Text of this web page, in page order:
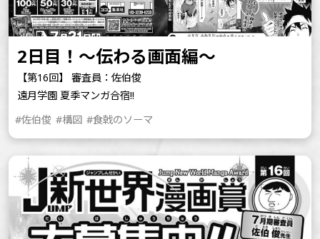
2日目！～伝わる画面編～
【第16回】 審査員：佐伯俊
遠月学園 夏季マンガ合宿!!
#佐伯俊 #構図 #食戟のソーマ